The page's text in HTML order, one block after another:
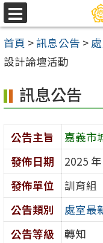
跳
至
主
要
容
區
選
單
首頁 >訊息公告 >
設計論壇活動
訊息公告
公告主旨
嘉義市
發佈日期
2025
發佈單位
訓育組
公告類別
處室最
公告等級
轉知